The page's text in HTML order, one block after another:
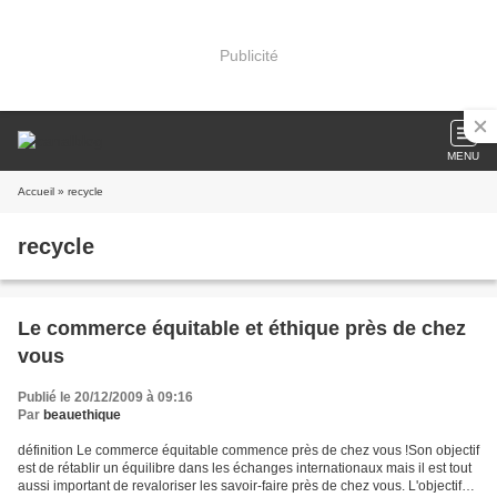
Publicité
MENU
Accueil » recycle
recycle
Le commerce équitable et éthique près de chez
vous
Publié le 20/12/2009 à 09:16
Par beauethique
définition Le commerce équitable commence près de chez vous !Son objectif
est de rétablir un équilibre dans les échanges internationaux mais il est tout
aussi important de revaloriser les savoir-faire près de chez vous. L'objectif